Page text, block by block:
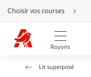
Aller
directement
au
contenu
Aller
directement
Aller
Choisir vos courses
Rayons
Lit superposé